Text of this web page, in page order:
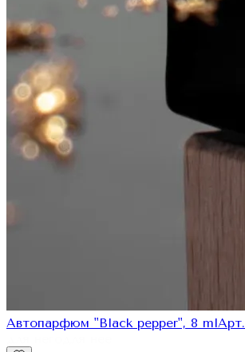
Автопарфюм "Black pepper", 8 mlАрт.